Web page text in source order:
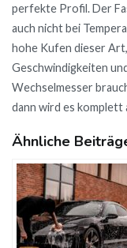
perfekte Profil. Der
auch nicht bei
hohe Kufen dieser
Geschwindigkeiten
Wechselmesser
dann wird es komplett
Ähnliche